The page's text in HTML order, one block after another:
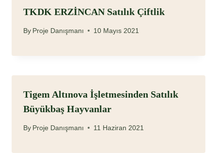
TKDK ERZİNCAN Satılık Çiftlik
By Proje Danışmanı 10 Mayıs 2021
Tigem Altınova İşletmesinden Satılık
Büyükbaş Hayvanlar
By Proje Danışmanı 11 Haziran 2021